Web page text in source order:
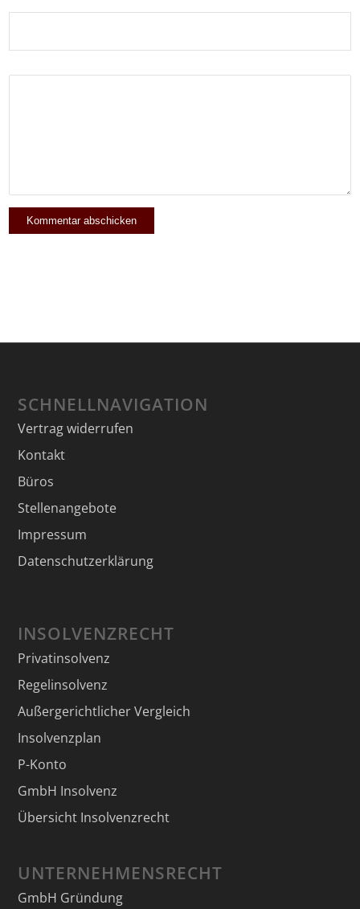
SCHNELLNAVIGATION
Vertrag widerrufen
Kontakt
Büros
Stellenangebote
Impressum
Datenschutzerklärung
INSOLVENZRECHT
Privatinsolvenz
Regelinsolvenz
Außergerichtlicher Vergleich
Insolvenzplan
P-Konto
GmbH Insolvenz
Übersicht Insolvenzrecht
UNTERNEHMENSRECHT
GmbH Gründung